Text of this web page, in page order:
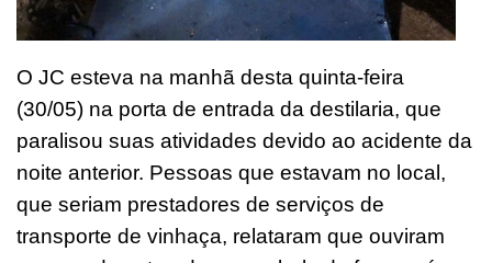
O JC esteva na manhã desta quinta-feira
(30/05) na porta de entrada da destilaria, que
paralisou suas atividades devido ao acidente da
noite anterior. Pessoas que estavam no local,
que seriam prestadores de serviços de
transporte de vinhaça, relataram que ouviram